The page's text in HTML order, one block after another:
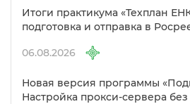
Итоги практикума «Техплан
подготовка и отправка в
06.08.2026
Новая версия программы
Настройка прокси-сервера